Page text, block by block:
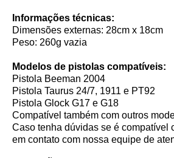
Informações técnicas:
Dimensões externas: 28cm x 18cm
Peso: 260g vazia
Modelos de pistolas compatíveis:
Pistola Beeman 2004
Pistola Taurus 24/7, 1911 e PT92
Pistola Glock G17 e G18
Compatível também com outros
Caso tenha dúvidas se é compatível
em contato com nossa equipe de